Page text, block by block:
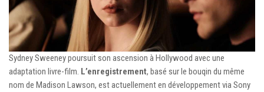
Sydney Sweeney poursuit son ascension à Hollywood avec une
adaptation livre-film. L’enregistrement, basé sur le bouqin du même
nom de Madison Lawson, est actuellement en développement via Sony